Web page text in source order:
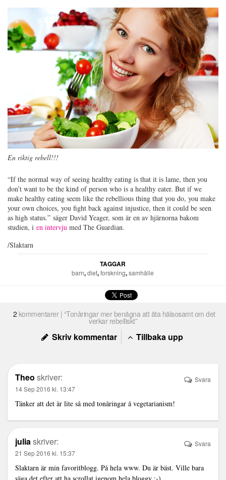
En riktig rebell!!!
“If the normal way of seeing healthy eating is that it is lame, then you
don’t want to be the kind of person who is a healthy eater. But if we
make healthy eating seem like the rebellious thing that you do, you make
your own choices, you fight back against injustice, then it could be seen
as high status.” säger David Yeager, som är en av hjärnorna bakom
studien, i en intervju med The Guardian.
/Slaktarn
TAGGAR
barn,diet,forskning,samhälle
2 kommentarer | “Tonåringar mer benägna att äta hälsosamt om det
verkar rebelliskt”
Skriv kommentar Tillbaka upp
Theo skriver:
14 Sep 2016 kl. 13:47
Tänker att det är lite så med tonåringar å vegetarianism!
Svara
juliaskriver:
21 Sep 2016 kl. 15:37
Slaktarn är min favoritblogg. På hela www. Du är bäst. Ville bara
Svara